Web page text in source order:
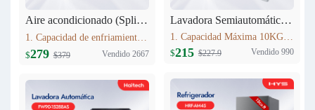
Aire acondicionado (Split) 12000 BTU Haitech HAC-12000CUCOCF
1. Capacidad de enfriamiento：12000BTU 2. 30% más de cobre que modelos estándar,Mayor conductividad térmica y durabilidad, rendimiento estable. 3. Nivel Ruido Bajo: 40 dB(A) 4. Alto de Volumen de Aire: 580 m3/h
$279 $379 Vendido 2667
Lavadora Semiautomática 10KG XPB100-1986
1. Capacidad Máxima 10KG 2. Panel de control: pantalla de seda 3. Lavado y centrifugadopor separado 4. Peso neto: 24.5kg 5. Dimensiones del producto:807mm*476mm*997 mm
$215 $227.9 Vendido 990